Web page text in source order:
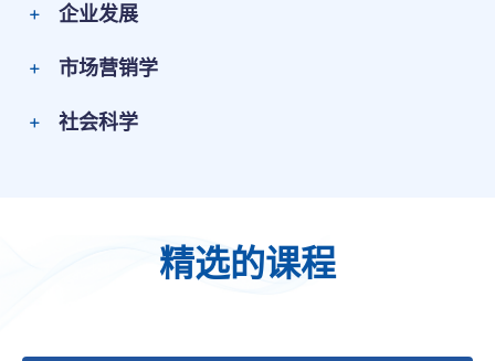
企业发展
市场营销学
社会科学
精选的课程